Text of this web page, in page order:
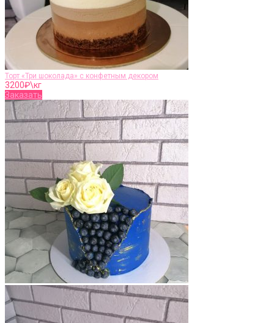
Торт «Три шоколада» с конфетным декором
3200₽\кг
Заказать